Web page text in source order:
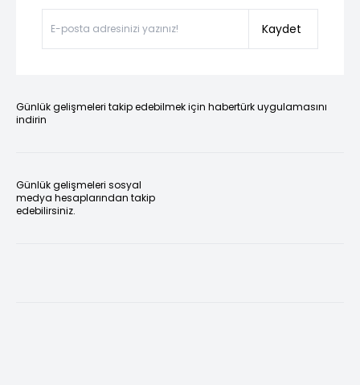
Kaydet
Günlük gelişmeleri takip edebilmek için habertürk uygulamasını
indirin
Günlük gelişmeleri sosyal
medya hesaplarından takip
edebilirsiniz.